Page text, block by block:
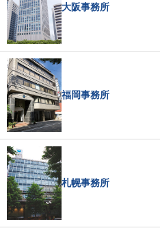
大阪事務所
福岡事務所
札幌事務所